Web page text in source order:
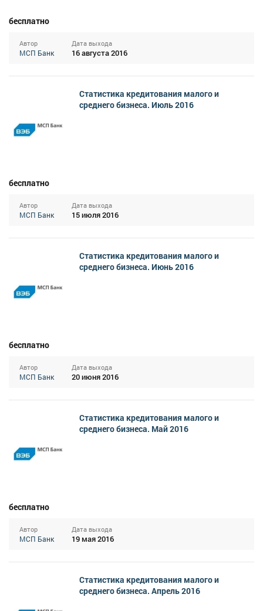
бесплатно
Автор
МСП Банк
Дата выхода
16 августа 2016
Статистика кредитования малого и
среднего бизнеса. Июль 2016
бесплатно
Автор
МСП Банк
Дата выхода
15 июля 2016
Статистика кредитования малого и
среднего бизнеса. Июнь 2016
бесплатно
Автор
МСП Банк
Дата выхода
20 июня 2016
Статистика кредитования малого и
среднего бизнеса. Май 2016
бесплатно
Автор
МСП Банк
Дата выхода
19 мая 2016
Статистика кредитования малого и
среднего бизнеса. Апрель 2016